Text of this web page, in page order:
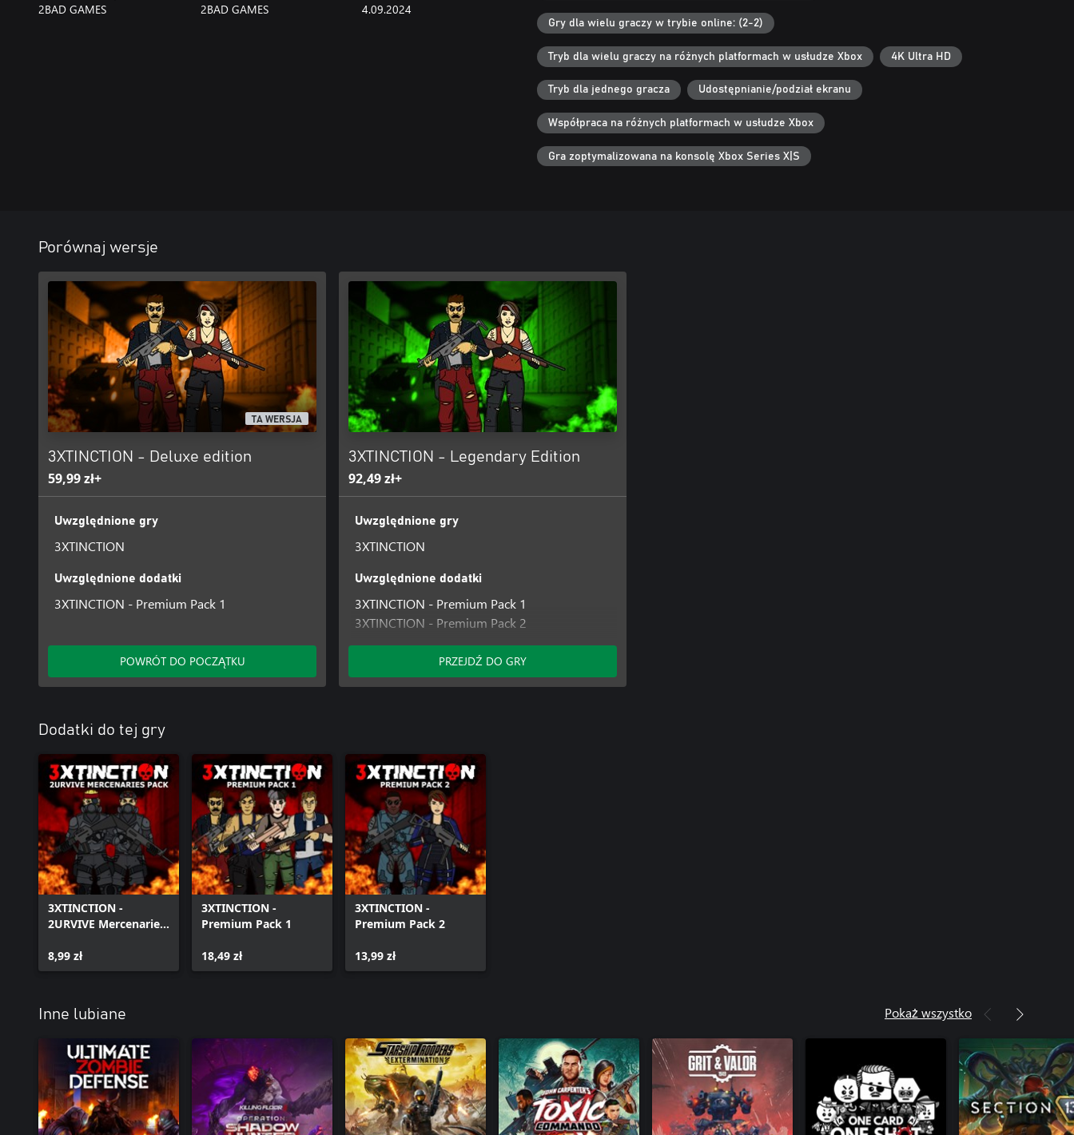
2BAD GAMES 2BAD GAMES 4.09.2024
Gry dla wielu graczy w trybie online: (2-2)
Tryb dla wielu graczy na różnych platformach w usłudze Xbox 4K Ultra HD
Tryb dla jednego gracza Udostępnianie/podział ekranu
Współpraca na różnych platformach w usłudze Xbox
Gra zoptymalizowana na konsolę Xbox Series X|S
Porównaj wersje
TA WERSJA
3XTINCTION - Deluxe edition
59,99 zł+
Uwzględnione gry
3XTINCTION
Uwzględnione dodatki
3XTINCTION - Premium Pack 1
POWRÓT DO POCZĄTKU
3XTINCTION - Legendary Edition
92,49 zł+
Uwzględnione gry
3XTINCTION
Uwzględnione dodatki
3XTINCTION - Premium Pack 1
3XTINCTION - Premium Pack 2
3XTINCTION - 2URVIVE Mercenaries Pack
PRZEJDŹ DO GRY
Dodatki do tej gry
3XTINCTION -
2URVIVE Mercenaries
8,99 zł
3XTINCTION -
Premium Pack 1
18,49 zł
3XTINCTION -
Premium Pack 2
13,99 zł
Inne lubiane Pokaż wszystko